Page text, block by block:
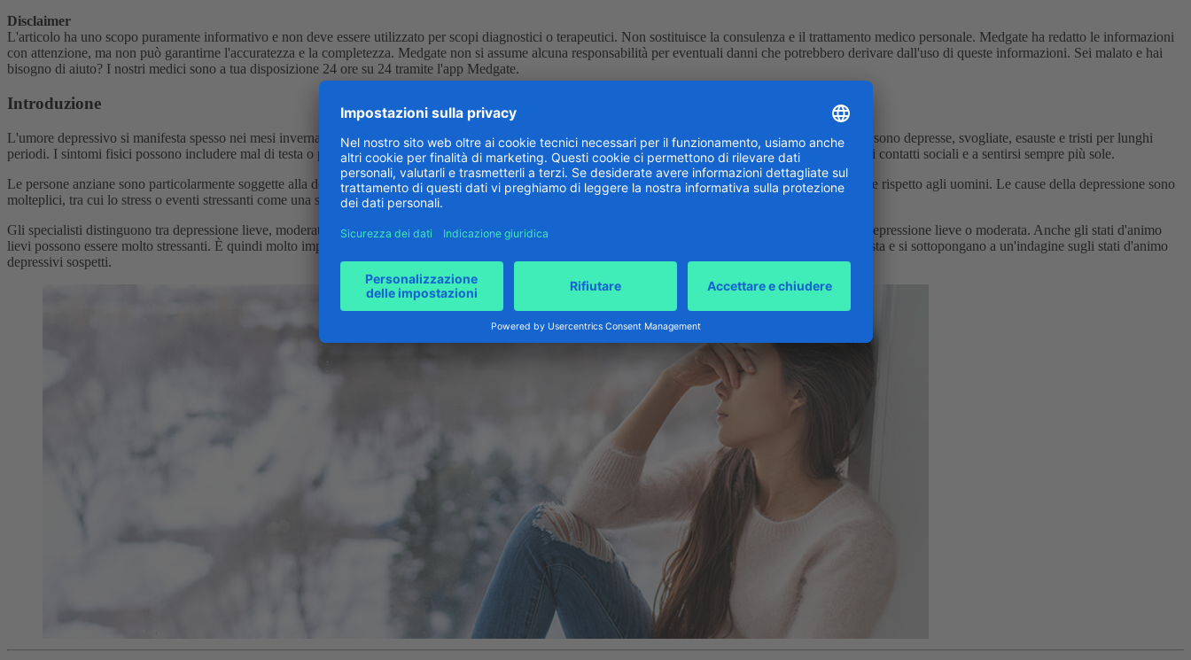
Disclaimer
L'articolo ha uno scopo puramente informativo e non deve essere utilizzato per scopi diagnostici o terapeutici. Non sostituisce la consulenza e il trattamento medico personale. Medgate ha redatto le informazioni
con attenzione, ma non può garantirne l'accuratezza e la completezza. Medgate non si assume alcuna responsabilità per eventuali danni che potrebbero derivare dall'uso di queste informazioni. Sei malato e hai
bisogno di aiuto? I nostri medici sono a tua disposizione 24 ore su 24 tramite l'app Medgate.
Introduzione
L'umore depressivo si manifesta spesso nei mesi invernali, quando le giornate più corte e il clima freddo e umido influiscono sull'umore. Le persone colpite sono depresse, svogliate, esauste e tristi per lunghi
periodi. I sintomi fisici possono includere mal di testa o problemi gastrointestinali. L'umore basso persistente può portare le persone colpite a limitare i propri contatti sociali e a sentirsi sempre più sole.
Le persone anziane sono particolarmente soggette alla depressione. Anche le donne hanno maggiori probabilità di soffrire dei sintomi tipici della depressione rispetto agli uomini. Le cause della depressione sono
molteplici, tra cui lo stress o eventi stressanti come una separazione o la morte di una persona cara.
Gli specialisti distinguono tra depressione lieve, moderata e grave. Gli stati depressivi e quindi la depressione stagionale o invernale sono classificati come depressione lieve o moderata. Anche gli stati d'animo
lievi possono essere molto stressanti. È quindi molto importante che le persone colpite prendano sul serio i sintomi, contattino tempestivamente uno specialista e si sottopongano a un'indagine sugli stati d'animo
depressivi sospetti.